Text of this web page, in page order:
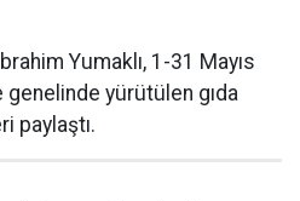
Yumaklı, 1-31 Mayıs
genelinde yürütülen gıda
paylaştı.